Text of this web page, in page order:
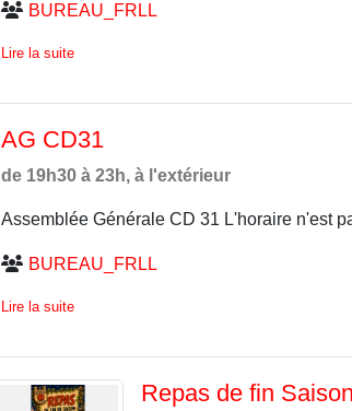
BUREAU_FRLL
Lire la suite
AG CD31
de 19h30 à 23h, à l'extérieur
Assemblée Générale CD 31 L'horaire n'est
BUREAU_FRLL
Lire la suite
Repas de fin Saison